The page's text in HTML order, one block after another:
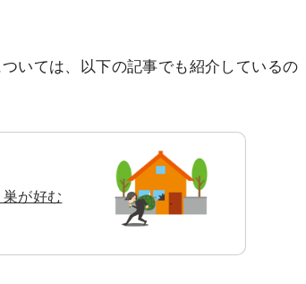
いては、以下の記事でも紹介しているの
が好む